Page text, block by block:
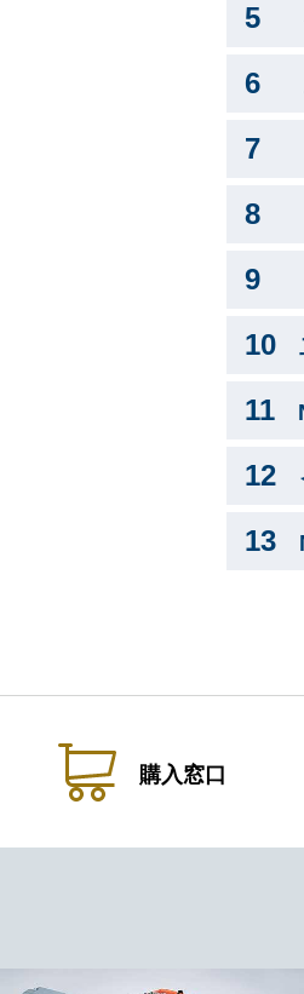
5
6
7
8
9
10
11
12
13
購入窓口